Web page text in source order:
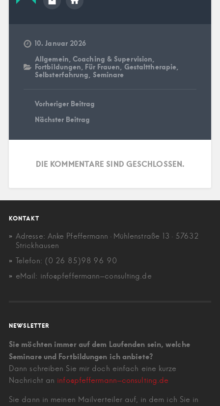
10. Januar 2026
Allgemein,Coaching & Supervision,
Fortbildungen, Für Frauen, Gestalttherapie,
Selbsterfahrung, Seminare
Vorheriger Beitrag
Nächster Beitrag
DIE KOMMENTARE SIND GESCHLOSSEN.
KONTAKT
Adresse: Anke Pfeffermann · Mühlenstraße 13 · 57632
Strickhausen
Telefon: (0 26 85)98 96 90
eMail: info@pfeffermann-consulting.de
NEWSLETTER
Sie möchten immer auf dem Laufenden sein, welche
Seminare und Fortbildungen ich anbiete?
Dann schreiben Sie mir doch einfach eine kurze
Nachricht an info@pfeffermann-consulting.de
Sie dann in meinen Mailverteiler auf, in dem ich Sie in